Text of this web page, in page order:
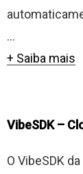
...
+ Saiba mais
VibeSDK –
O VibeSDK